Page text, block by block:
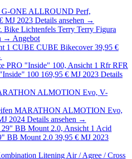
G-ONE ALLROUND Perf,
MJ 2023 Details ansehen →
Terry Terry Figura
→ Angebot
CUBE CUBE Bikecover 39,95 €
Rfr RFR
100 169,95 € MJ 2023 Details
MARATHON ALMOTION Evo,
2024 Details ansehen →
Acid
BB Mount 2.0 39,95 € MJ 2023